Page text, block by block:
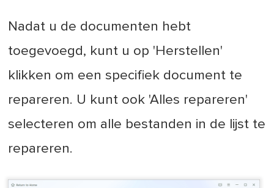
Nadat u de documenten hebt
toegevoegd, kunt u op 'Herstellen'
klikken om een specifiek document te
repareren. U kunt ook 'Alles repareren'
selecteren om alle bestanden in de lijst te
repareren.